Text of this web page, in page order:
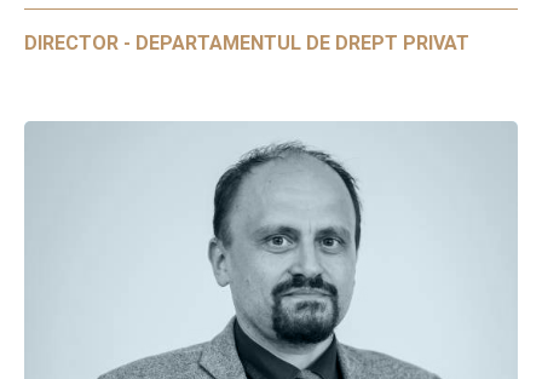
DIRECTOR - DEPARTAMENTUL DE DREPT PRIVAT